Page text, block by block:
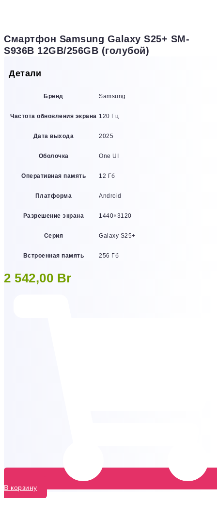
Смартфон Samsung Galaxy S25+ SM-
S936B 12GB/256GB (голубой)
Детали
Бренд Samsung
Частота обновления экрана 120 Гц
Дата выхода 2025
Оболочка One UI
Оперативная память 12 Гб
Платформа Android
Разрешение экрана 1440×3120
Серия Galaxy S25+
Встроенная память 256 Гб
2 542,00 Br
В корзину